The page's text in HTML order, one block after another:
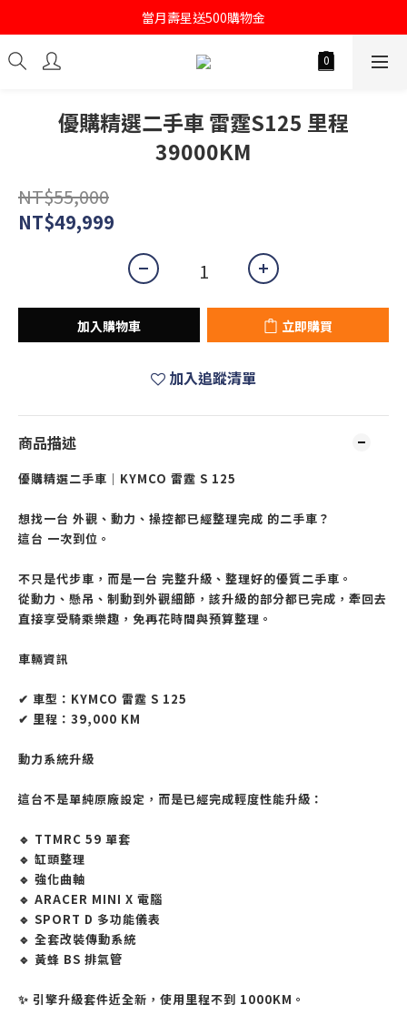
註冊會員即送購物金100
當月壽星送500購物金
註冊會員即送購物金100
優購精選二手車 雷霆S125 里程
39000KM
NT$55,000
NT$49,999
加入購物車 立即購買
加入追蹤清單
商品描述
優購精選二手車｜KYMCO 雷霆 S 125
想找一台 外觀、動力、操控都已經整理完成 的二手車？
這台 一次到位。
不只是代步車，而是一台 完整升級、整理好的優質二手車。
從動力、懸吊、制動到外觀細節，該升級的部分都已完成，牽回去
直接享受騎乘樂趣，免再花時間與預算整理。
車輛資訊
✔ 車型：KYMCO 雷霆 S 125
✔ 里程：39,000 KM
動力系統升級
這台不是單純原廠設定，而是已經完成輕度性能升級：
🔹 TTMRC 59 單套
🔹 缸頭整理
🔹 強化曲軸
🔹 ARACER MINI X 電腦
🔹 SPORT D 多功能儀表
🔹 全套改裝傳動系統
🔹 黃蜂 BS 排氣管
✨ 引擎升級套件近全新，使用里程不到 1000KM。